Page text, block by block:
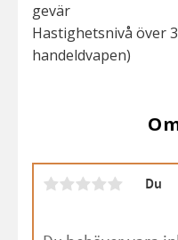
gevär
Hastighetsnivå över
handeldvapen)
Du